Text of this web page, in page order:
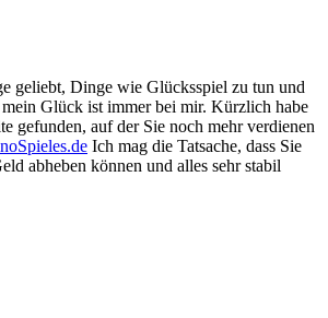
geliebt, Dinge wie Glücksspiel zu tun und
Glück ist immer bei mir. Kürzlich habe
gefunden, auf der Sie noch mehr verdienen
Ich mag die Tatsache, dass Sie
abheben können und alles sehr stabil